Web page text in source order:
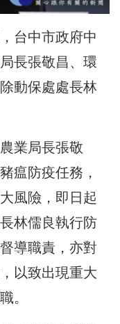
台中市政府中
長張敬昌、環
動保處處長林
業局長張敬
瘟防疫任務，
風險，即日起
林儒良執行防
導職責，亦對
以致出現重大
。